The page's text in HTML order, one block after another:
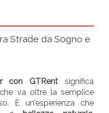
Strade da Sogno e
con GTRent significa
va oltre la semplice
È un'esperienza che